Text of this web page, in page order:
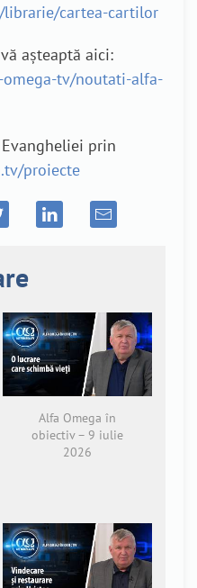
cartea-cartilor
așteaptă aici:
tv/noutati-alfa-
prin
proiecte
Alfa Omega în
obiectiv – 9 iulie
2026